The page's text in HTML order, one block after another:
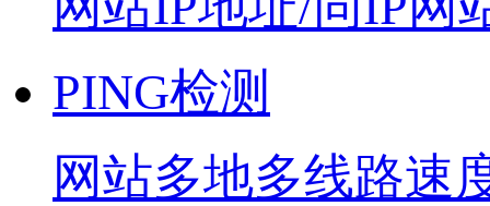
PING检测
网站多地多线路速